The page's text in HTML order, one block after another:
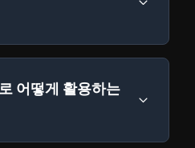
어떻게 활용하는